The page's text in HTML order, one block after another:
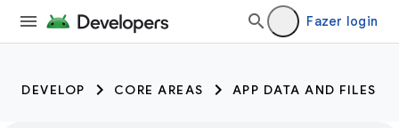
Fazer login
DEVELOP CORE AREAS APP DATA AND FILES